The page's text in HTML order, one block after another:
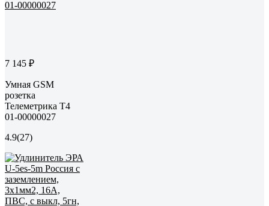
7 145 ₽
Умная GSM
розетка
Телеметрика Т4
01-00000027
4.9(27)